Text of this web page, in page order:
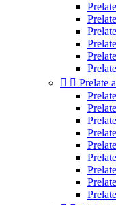
  Prelate